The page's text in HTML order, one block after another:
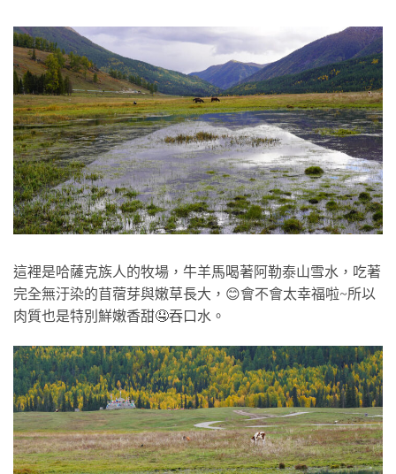
這裡是哈薩克族人的牧場，牛羊馬喝著阿勒泰山雪水，吃著
完全無汙染的苜蓿芽與嫩草長大，😊會不會太幸福啦~所以
肉質也是特別鮮嫩香甜🤤吞口水。